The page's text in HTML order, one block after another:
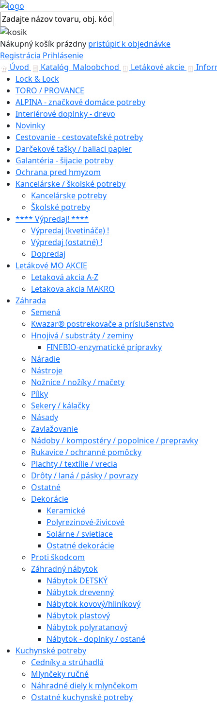
Nákupný košík prázdny pristúpiť k objednávke
Registrácia Prihlásenie
Úvod
Katalóg Maloobchod Letákové akcie
Lock & Lock
TORO / PROVANCE
ALPINA - značkové domáce potreby
Interiérové doplnky - drevo
Novinky
Cestovanie - cestovateľské potreby
Darčekové tašky / baliaci papier
Galantéria - šijacie potreby
Ochrana pred hmyzom
Kancelárske / školské potreby
Kancelárske potreby
Školské potreby
**** Výpredaj! ****
Výpredaj (kvetináče) !
Výpredaj (ostatné) !
Dopredaj
Letákové MO AKCIE
Letaková akcia A-Z
Letakova akcia MAKRO
Záhrada
Semená
Kwazar® postrekovače a príslušenstvo
Hnojivá / substráty / zeminy
FINEBIO-enzymatické prípravky
Náradie
Nástroje
Nožnice / nožíky / mačety
Pílky
Sekery / kálačky
Násady
Zavlažovanie
Nádoby / kompostéry / popolnice / prepravky
Rukavice / ochranné pomôcky
Plachty / textílie / vrecia
Drôty / laná / pásky / povrazy
Ostatné
Dekorácie
Keramické
Polyrezinové-živicové
Solárne / svietiace
Ostatné dekorácie
Proti škodcom
Záhradný nábytok
Nábytok DETSKÝ
Nábytok drevenný
Nábytok kovový/hliníkový
Nábytok plastový
Nábytok polyratanový
Nábytok - doplnky / ostané
Kuchynské potreby
Cedníky a strúhadlá
Mlynčeky ručné
Náhradné diely k mlynčekom
Ostatné kuchynské potreby